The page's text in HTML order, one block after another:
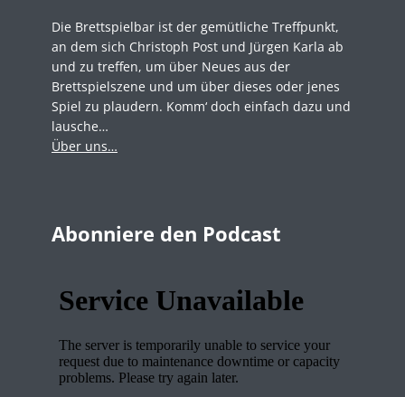
Die Brettspielbar ist der gemütliche Treffpunkt,
an dem sich Christoph Post und Jürgen Karla ab
und zu treffen, um über Neues aus der
Brettspielszene und um über dieses oder jenes
Spiel zu plaudern. Komm‘ doch einfach dazu und
lausche…
Über uns…
Abonniere den Podcast